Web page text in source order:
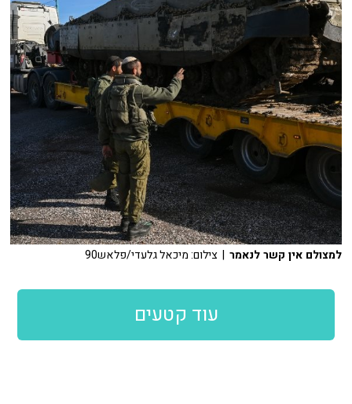
למצולם אין קשר לנאמר | צילום: מיכאל גלעדי/פלאש90
עוד קטעים